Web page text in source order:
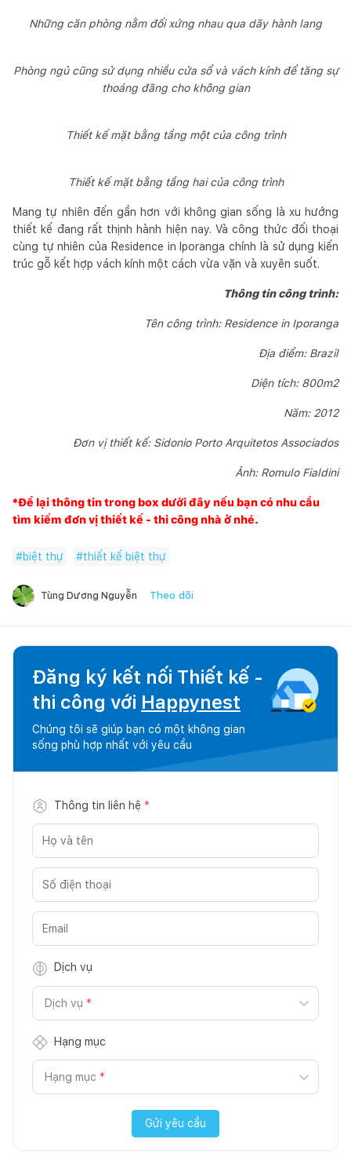
Những căn phòng nằm đối xứng nhau qua dãy hành lang
Phòng ngủ cũng sử dụng nhiều cửa sổ và vách kính để tăng sự
thoáng đãng cho không gian
Thiết kế mặt bằng tầng một của công trình
Thiết kế mặt bằng tầng hai của công trình
Mang tự nhiên đến gần hơn với không gian sống là xu hướng
thiết kế đang rất thịnh hành hiện nay. Và công thức đối thoại
cùng tự nhiên của Residence in Iporanga chính là sử dụng kiến
trúc gỗ kết hợp vách kính một cách vừa vặn và xuyên suốt.
Thông tin công trình:
Tên công trình: Residence in Iporanga
Địa điểm: Brazil
Diện tích: 800m2
Năm: 2012
Đơn vị thiết kế: Sidonio Porto Arquitetos Associados
Ảnh: Romulo Fialdini
*Để lại thông tin trong box dưới đây nếu bạn có nhu cầu
tìm kiếm đơn vị thiết kế - thi công nhà ở nhé.
#biệt thự #thiết kế biệt thự
Tùng Dương Nguyễn Theo dõi
Đăng ký kết nối Thiết kế -
thi công với Happynest
Chúng tôi sẽ giúp bạn có một không gian
sống phù hợp nhất với yêu cầu
Thông tin liên hệ *
Dịch vụ
Dịch vụ *
Hạng mục
Hạng mục *
Gửi yêu cầu